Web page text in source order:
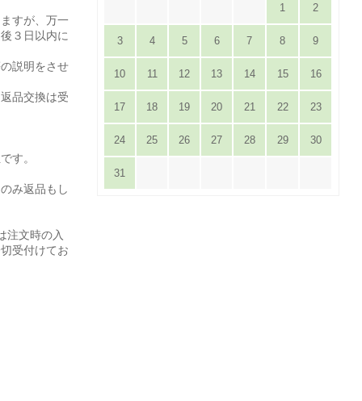
すが、万一
３日以内に
説明をさせ
品交換は受
す。
み返品もし
注文時の入
受付けてお
1 2
3 4 5 6 7 8 9
10 11 12 13 14 15 16
17 18 19 20 21 22 23
24 25 26 27 28 29 30
31